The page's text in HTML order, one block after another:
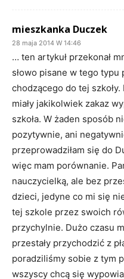
mieszkanka Duczek
28 maja 2014 W 14:46
… ten artykuł przekonał
słowo pisane w tego typu
chodzącego do tej
miały jakikolwiek zakaz
szkoła. W żaden sposób
pozytywnie, ani
przeprowadziłam się do
więc mam porównanie.
nauczycielką, ale bez
dzieci, jedyne co mi się
tej szkole przez swoich
przychylnie. Dużo czasu
przestały przychodzić z
poradziliśmy sobie z tym
wszyscy chcą się